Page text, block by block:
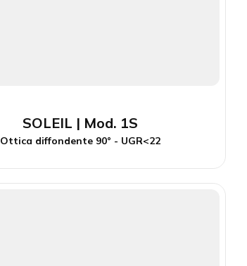
SOLEIL | Mod. 1S
Ottica diffondente 90° - UGR<22